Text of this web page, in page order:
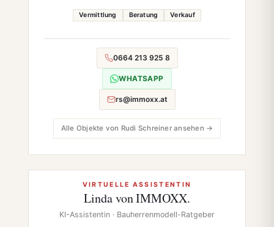
Vermittlung Beratung Verkauf
0664 213 925 8
WHATSAPP
rs@immoxx.at
Alle Objekte von Rudi Schreiner ansehen →
VIRTUELLE ASSISTENTIN
Linda von IMMOXX.
KI-Assistentin · Bauherrenmodell-Ratgeber